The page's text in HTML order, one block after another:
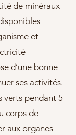
de minéraux
et
d’une bonne
ses activités.
verts pendant 5
corps de
aux organes